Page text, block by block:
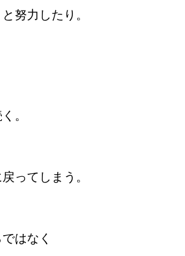
努力したり。
。
ってしまう。
はなく